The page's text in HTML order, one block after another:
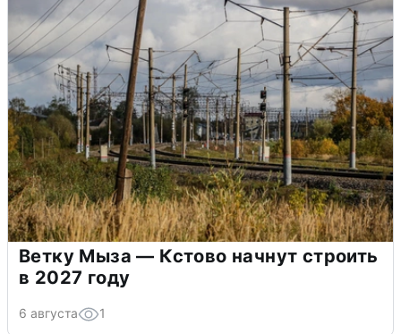
Ветку Мыза — Кстово начнут строить
в 2027 году
6 августа 1